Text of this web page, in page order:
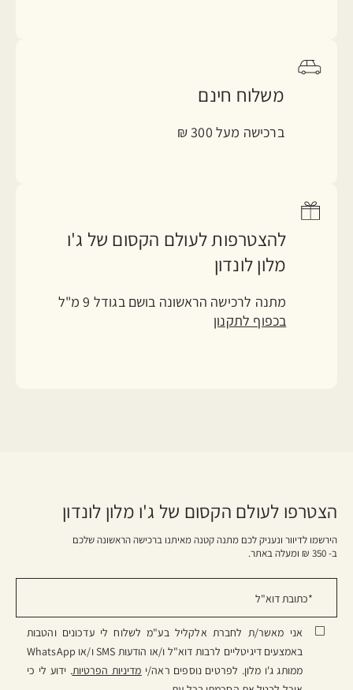
משלוח חינם
ברכישה מעל 300 ₪
להצטרפות לעולם הקסום של ג'ו
מלון לונדון
מתנה לרכישה הראשונה בושם בגודל 9 מ"ל
בכפוף לתקנון
הצטרפו לעולם הקסום של ג'ו מלון לונדון
הירשמו לדיוור ונעניק לכם מתנה קטנה מאיתנו ברכישה הראשונה שלכם
ב- 350 ₪ ומעלה באתר.
אני מאשר/ת לחברת אלקליל בע"מ לשלוח לי עדכונים והטבות
באמצעים דיגיטליים לרבות דוא"ל ו/או הודעות SMS ו/או WhatsApp
ממותג ג'ו מלון. לפרטים נוספים ראה/י מדיניות הפרטיות. ידוע לי כי